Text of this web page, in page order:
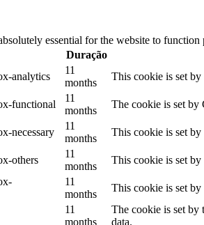
essential for the website to
Duração
analytics
11
months
This cookie is set
functional
11
months
The cookie is set by
necessary
11
months
This cookie is set
others
11
months
This cookie is set
11
months
This cookie is set
11
months
The cookie is set by
data.